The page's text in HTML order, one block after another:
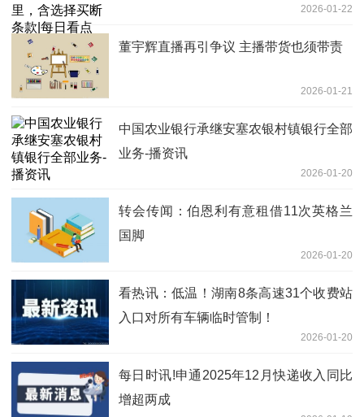
2026-01-22
董宇辉直播再引争议 主播带货也须带责
2026-01-21
中国农业银行承继安塞农银村镇银行全部
业务-播资讯
2026-01-20
转会传闻：伯恩利有意租借11次英格兰
国脚
2026-01-20
看热讯：低温！湖南8条高速31个收费站
入口对所有车辆临时管制！
2026-01-20
每日时讯!申通2025年12月快递收入同比
增超两成